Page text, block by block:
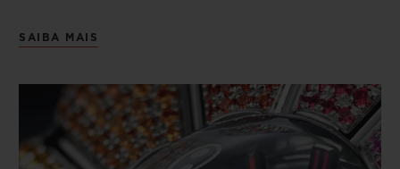
SAIBA MAIS